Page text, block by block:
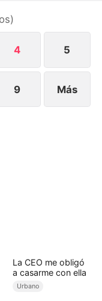
sus
expuestos,
de su control.
)
4 5
9 Más
La CEO me obligó
a casarme con ella
Urbano